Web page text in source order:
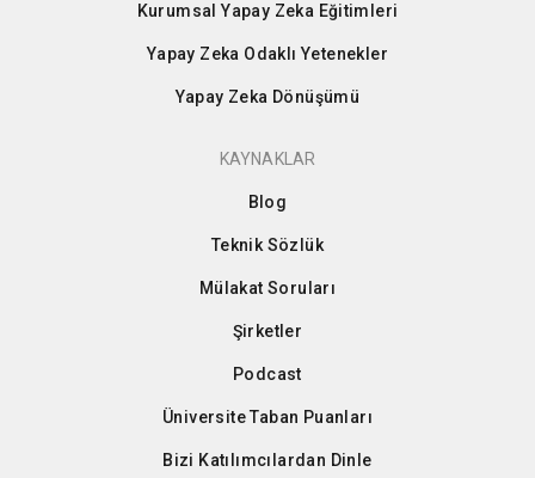
Kurumsal Yapay Zeka Eğitimleri
Yapay Zeka Odaklı Yetenekler
Yapay Zeka Dönüşümü
KAYNAKLAR
Blog
Teknik Sözlük
Mülakat Soruları
Şirketler
Podcast
Üniversite Taban Puanları
Bizi Katılımcılardan Dinle